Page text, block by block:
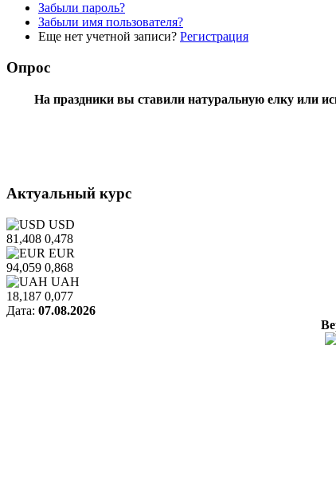
Забыли пароль?
Забыли имя пользователя?
Еще нет учетной записи? Регистрация
Опрос
На праздники вы ставили натуральную елку или
Актуальный курс
USD
81,408 0,478
EUR
94,059 0,868
UAH
18,187 0,077
Дата: 07.08.2026